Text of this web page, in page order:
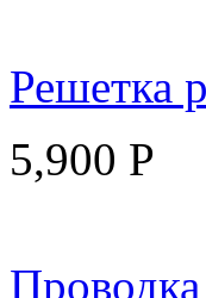
Решетка
5,900 Р